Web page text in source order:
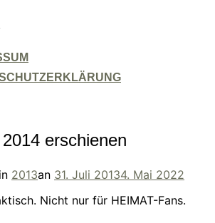
erschienen
in 2013an Veröffentlicht
31. Juli 20134. Mai 2022
Nicht nur für HEIMAT-Fans.